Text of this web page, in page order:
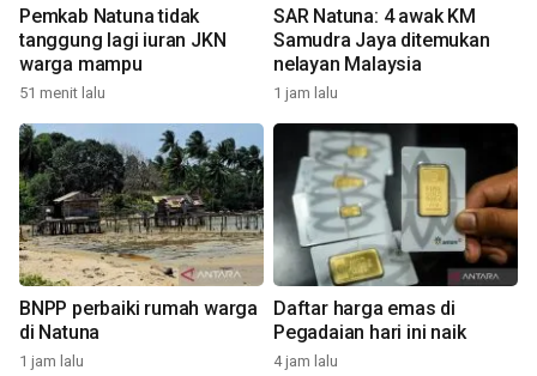
Pemkab Natuna tidak
tanggung lagi iuran JKN
warga mampu
51 menit lalu
SAR Natuna: 4 awak KM
Samudra Jaya ditemukan
nelayan Malaysia
1 jam lalu
BNPP perbaiki rumah warga
di Natuna
1 jam lalu
Daftar harga emas di
Pegadaian hari ini naik
4 jam lalu